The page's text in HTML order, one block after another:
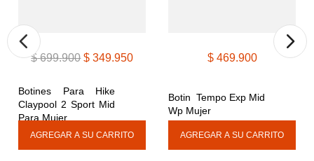
$ 699.900 $ 349.950
Botines Para Hike
Claypool 2 Sport Mid
Para Mujer
$ 469.900
Botin  Tempo Exp Mid
Wp Mujer